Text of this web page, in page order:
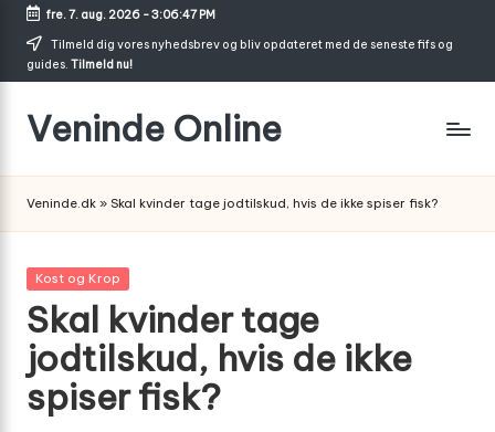
Skip
fre. 7. aug. 2026-3:06:48 PM
Tilmeld dig vores nyhedsbrev og bliv opdateret med de seneste fifs og
guides. Tilmeld nu!
Veninde Online
inspiration
Veninde.dk » Skal kvinder tage jodtilskud, hvis de ikke spiser fisk?
Posted
Kost og Krop
Skal kvinder tage
jodtilskud, hvis de ikke
spiser fisk?